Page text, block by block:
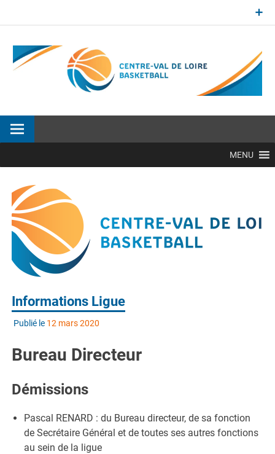
MENU
Informations Ligue
Publié le 12 mars 2020
Bureau Directeur
Démissions
Pascal RENARD : du Bureau directeur, de sa fonction
de Secrétaire Général et de toutes ses autres fonctions
au sein de la ligue